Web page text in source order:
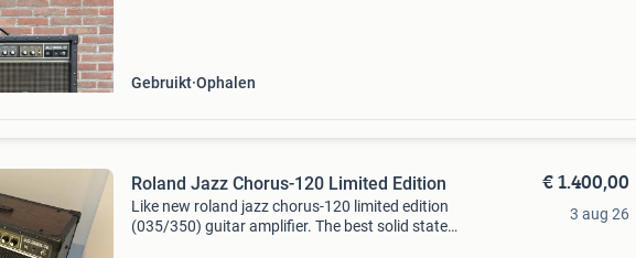
Gebruikt Ophalen
Roland Jazz Chorus-120 Limited Edition
Like new roland jazz chorus-120 limited edition
(035/350) guitar amplifier. The best solid state
€ 1.400,00
3 aug 26